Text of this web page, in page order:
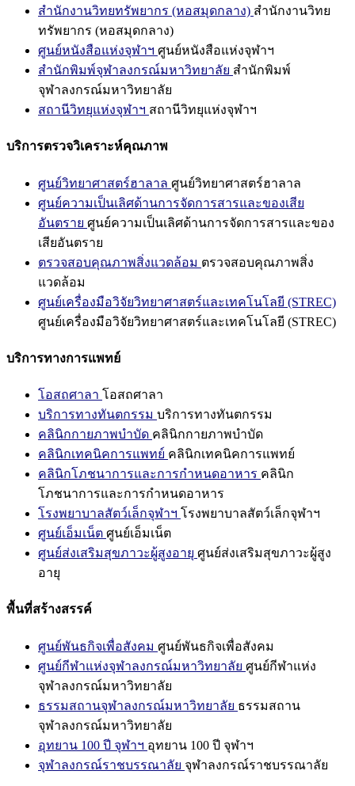
สำนักงานวิทยทรัพยากร (หอสมุดกลาง) สำนักงานวิทย
ทรัพยากร (หอสมุดกลาง)
ศูนย์หนังสือแห่งจุฬาฯ ศูนย์หนังสือแห่งจุฬาฯ
สำนักพิมพ์จุฬาลงกรณ์มหาวิทยาลัย สำนักพิมพ์
จุฬาลงกรณ์มหาวิทยาลัย
สถานีวิทยุแห่งจุฬาฯ สถานีวิทยุแห่งจุฬาฯ
บริการตรวจวิเคราะห์คุณภาพ
ศูนย์วิทยาศาสตร์ฮาลาล ศูนย์วิทยาศาสตร์ฮาลาล
ศูนย์ความเป็นเลิศด้านการจัดการสารและของเสีย
อันตราย ศูนย์ความเป็นเลิศด้านการจัดการสารและของ
เสียอันตราย
ตรวจสอบคุณภาพสิ่งแวดล้อม ตรวจสอบคุณภาพสิ่ง
แวดล้อม
ศูนย์เครื่องมือวิจัยวิทยาศาสตร์และเทคโนโลยี (STREC)
ศูนย์เครื่องมือวิจัยวิทยาศาสตร์และเทคโนโลยี (STREC)
บริการทางการแพทย์
โอสถศาลา โอสถศาลา
บริการทางทันตกรรม บริการทางทันตกรรม
คลินิกกายภาพบำบัด คลินิกกายภาพบำบัด
คลินิกเทคนิคการแพทย์ คลินิกเทคนิคการแพทย์
คลินิกโภชนาการและการกำหนดอาหาร คลินิก
โภชนาการและการกำหนดอาหาร
โรงพยาบาลสัตว์เล็กจุฬาฯ โรงพยาบาลสัตว์เล็กจุฬาฯ
ศูนย์เอ็มเน็ต ศูนย์เอ็มเน็ต
ศูนย์ส่งเสริมสุขภาวะผู้สูงอายุ ศูนย์ส่งเสริมสุขภาวะผู้สูง
อายุ
พื้นที่สร้างสรรค์
ศูนย์พันธกิจเพื่อสังคม ศูนย์พันธกิจเพื่อสังคม
ศูนย์กีฬาแห่งจุฬาลงกรณ์มหาวิทยาลัย ศูนย์กีฬาแห่ง
จุฬาลงกรณ์มหาวิทยาลัย
ธรรมสถานจุฬาลงกรณ์มหาวิทยาลัย ธรรมสถาน
จุฬาลงกรณ์มหาวิทยาลัย
อุทยาน 100 ปี จุฬาฯ อุทยาน 100 ปี จุฬาฯ
จุฬาลงกรณ์ราชบรรณาลัย จุฬาลงกรณ์ราชบรรณาลัย